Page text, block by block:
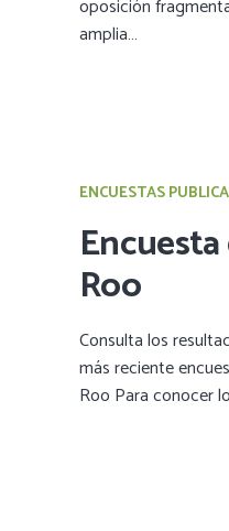
oposición
amplia…
ENCUESTAS
Roo
Consulta los
más reciente
Roo Para conocer